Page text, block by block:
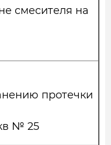
смесителя на
протечки
№ 25